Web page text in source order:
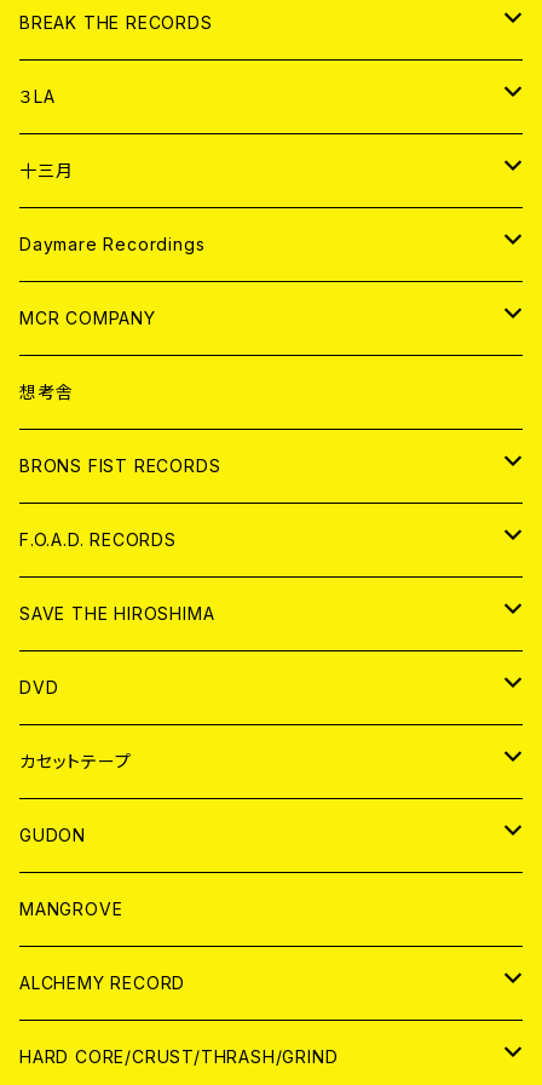
書籍
DIGITAL CONTENTS
アナログ
CD
アナログ
BREAK THE RECORDS
CD
ANALOG
アパレル
３LA
CD
ANALOG
十三月
CD
ANALOG
Daymare Recordings
CD
ANALOG
MCR COMPANY
CD
アパレル
ANALOG
想考舎
BRONS FIST RECORDS
CD
ANALOG
F.O.A.D. RECORDS
CD
ANALOG
SAVE THE HIROSHIMA
アパレル
BADGE
DVD
JAPAN
WORLD
カセットテープ
JAPAN
WORLD
GUDON
アパレル
PATCH
アナログ
MANGROVE
ALCHEMY RECORD
CD
HARD CORE/CRUST/THRASH/GRIND